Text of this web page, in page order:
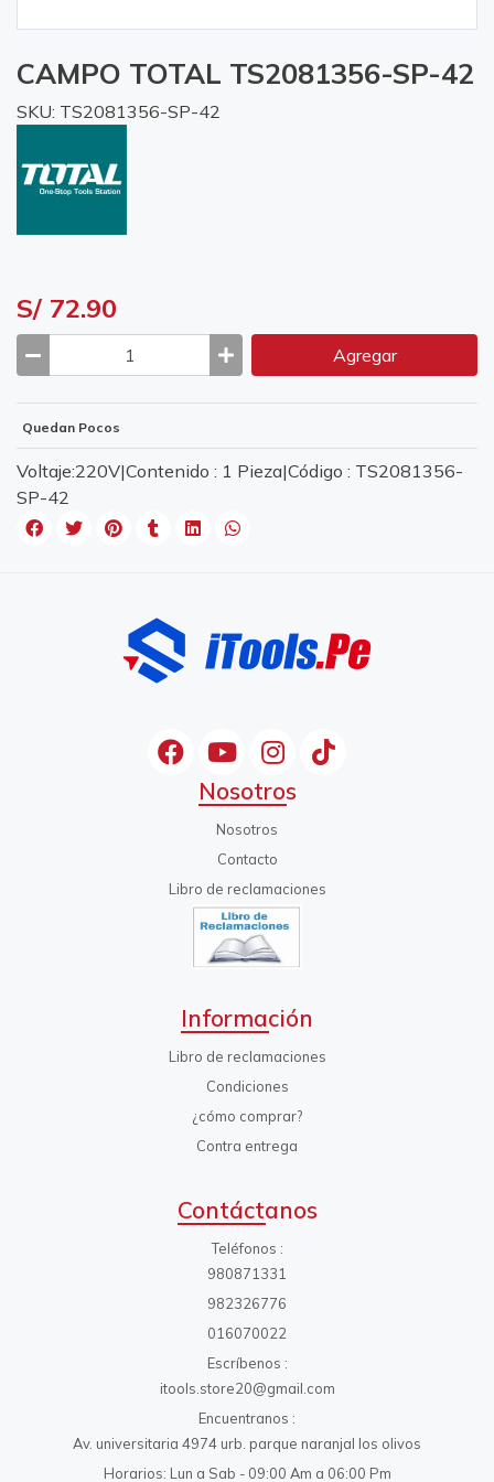
CAMPO TOTAL TS2081356-SP-42
SKU: TS2081356-SP-42
S/ 72.90
Agregar
Quedan Pocos
Voltaje:220V|Contenido : 1 Pieza|Código : TS2081356-
SP-42
Nosotros
Nosotros
Contacto
Libro de reclamaciones
Información
Libro de reclamaciones
Condiciones
¿cómo comprar?
Contra entrega
Contáctanos
Teléfonos
980871331
982326776
016070022
Escríbenos
itools.store20@gmail.com
Encuentranos
Av. universitaria 4974 urb. parque naranjal los olivos
Horarios: Lun a Sab - 09:00 Am a 06:00 Pm